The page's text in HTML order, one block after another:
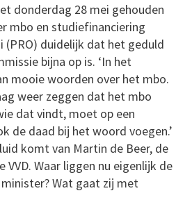
donderdag 28 mei gehouden
mbo en studiefinanciering
(PRO) duidelijk dat het geduld
bijna op is. ‘In het
mooie woorden over het mbo.
weer zeggen dat het mbo
dat vindt, moet op een
de daad bij het woord voegen.’
komt van Martin de Beer, de
Waar liggen nu eigenlijk de
Wat gaat zij met